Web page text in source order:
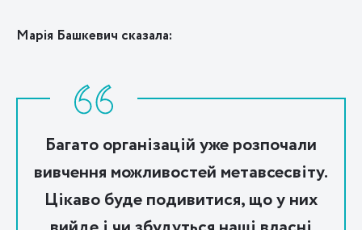
Марія Башкевич сказала:
Багато організацій уже розпочали
вивчення можливостей метавсесвіту.
Цікаво буде подивитися, що у них